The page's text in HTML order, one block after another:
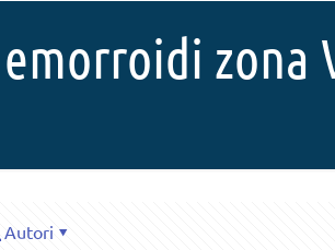
zona
Autori